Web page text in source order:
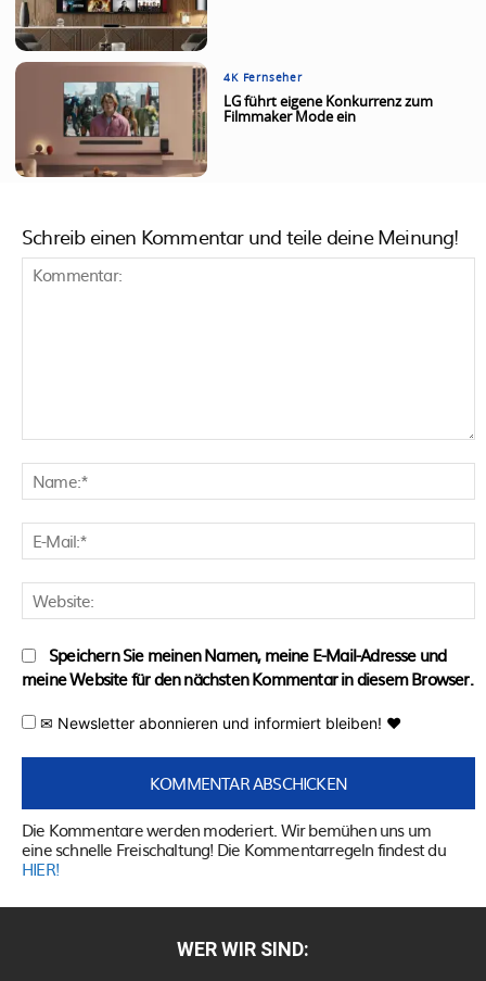
4K Fernseher
LG führt eigene Konkurrenz zum
Filmmaker Mode ein
Schreib einen Kommentar und teile deine Meinung!
Speichern Sie meinen Namen, meine E-Mail-Adresse und
meine Website für den nächsten Kommentar in diesem Browser.
✉ Newsletter abonnieren und informiert bleiben! ♥
Die Kommentare werden moderiert. Wir bemühen uns um
eine schnelle Freischaltung! Die Kommentarregeln findest du
HIER!
WER WIR SIND: